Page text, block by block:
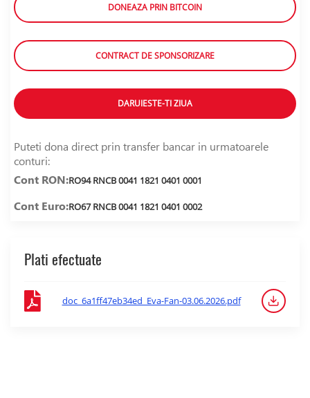
DONEAZA PRIN BITCOIN
CONTRACT DE SPONSORIZARE
DARUIESTE-TI ZIUA
Puteti dona direct prin transfer bancar in urmatoarele
conturi:
Cont RON:RO94 RNCB 0041 1821 0401 0001
Cont Euro:RO67 RNCB 0041 1821 0401 0002
Plati efectuate
doc_6a1ff47eb34ed_Eva-Fan-03.06.2026.pdf